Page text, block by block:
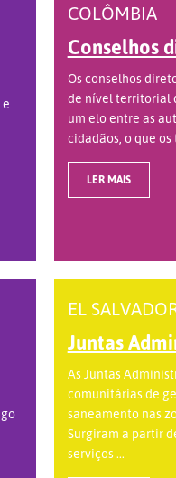
COLÔMBIA
Conselhos
Os conselhos
de nível territorial
um elo entre as
cidadãos, o que os
LER MAIS
EL
Juntas
As Juntas
comunitárias de
saneamento nas
Surgiram a partir
serviços ...